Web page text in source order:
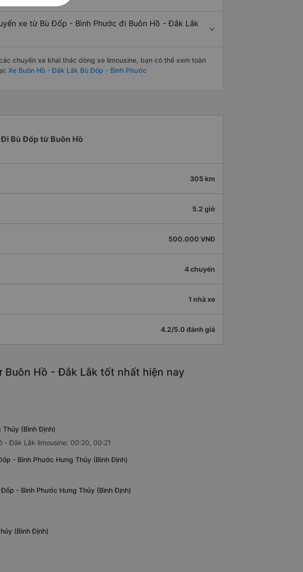
xe từ Bù Đốp - Bình Phước đi Buôn Hồ - Đắk Lắk
chuyến xe khai thác dòng xe limousine, bạn có thể xem toàn
Xe Buôn Hồ - Đắk Lắk Bù Đốp - Bình Phước
Bù Đốp từ Buôn Hồ
305 km
5.2 giờ
500.000 VNĐ
4 chuyến
1 nhà xe
4.2/5.0 đánh giá
Buôn Hồ - Đắk Lắk tốt nhất hiện nay
(Bình Định)
- Đắk Lắk limousine: 00:20, 00:21
- Bình Phước Hưng Thủy (Bình Định)
- Bình Phước Hưng Thủy (Bình Định)
(Bình Định)